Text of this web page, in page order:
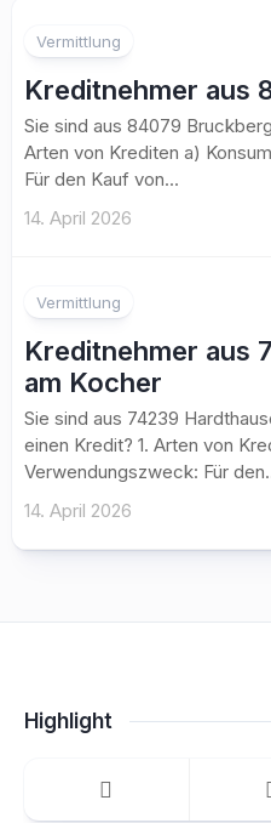
Vermittlung
Kreditnehmer aus
Sie sind aus 84079
Arten von Krediten a)
Für den Kauf von...
14. April 2026
Vermittlung
Kreditnehmer aus
am Kocher
Sie sind aus 74239
einen Kredit? 1. Arten von
Verwendungszweck: Für
14. April 2026
Highlight